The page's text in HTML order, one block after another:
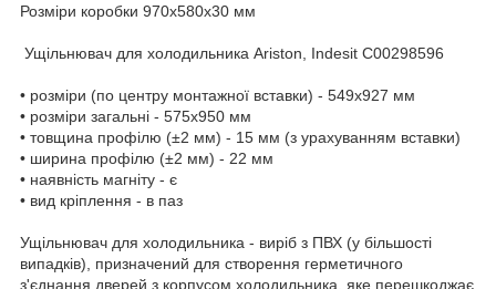
Розміри коробки 970х580х30 мм
Ущільнювач для холодильника Ariston, Indesit C00298596
• розміри (по центру монтажної вставки) - 549х927 мм
• розміри загальні - 575х950 мм
• товщина профілю (±2 мм) - 15 мм (з урахуванням вставки)
• ширина профілю (±2 мм) - 22 мм
• наявність магніту - є
• вид кріплення - в паз
Ущільнювач для холодильника - виріб з ПВХ (у більшості
випадків), призначений для створення герметичного
з'єднання дверей з корпусом холодильника, яке перешкоджає